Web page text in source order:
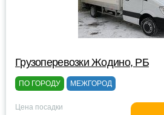
Грузоперевозки Жодино, РБ
ПО ГОРОДУ МЕЖГОРОД
Цена посадки